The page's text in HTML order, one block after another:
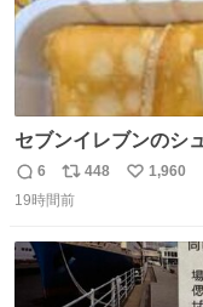
セブンイレブンのシ
司を探している人へ
川、蒲田、渋谷、川
ころ少ないですが見
返
信
6
リ
ポ
ト
数
448
い
数
1,960
19時間前